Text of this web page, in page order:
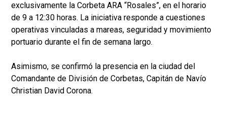
exclusivamente la Corbeta ARA “Rosales”, en el horario
de 9 a 12:30 horas. La iniciativa responde a cuestiones
operativas vinculadas a mareas, seguridad y movimiento
portuario durante el fin de semana largo.
Asimismo, se confirmó la presencia en la ciudad del
Comandante de División de Corbetas, Capitán de Navío
Christian David Corona.